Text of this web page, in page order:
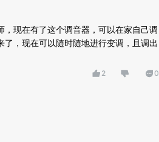
现在有了这个调音器，可以在家自己调
，现在可以随时随地进行变调，且调出
2 0